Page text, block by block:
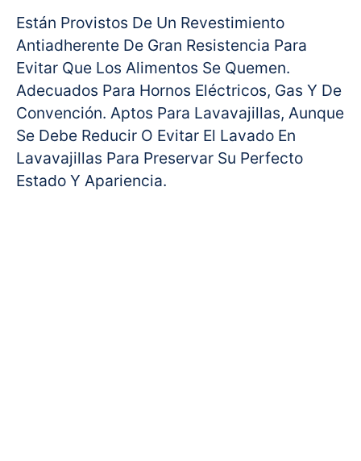
Están Provistos De Un Revestimiento
Antiadherente De Gran Resistencia Para
Evitar Que Los Alimentos Se Quemen.
Adecuados Para Hornos Eléctricos, Gas Y De
Convención. Aptos Para Lavavajillas, Aunque
Se Debe Reducir O Evitar El Lavado En
Lavavajillas Para Preservar Su Perfecto
Estado Y Apariencia.